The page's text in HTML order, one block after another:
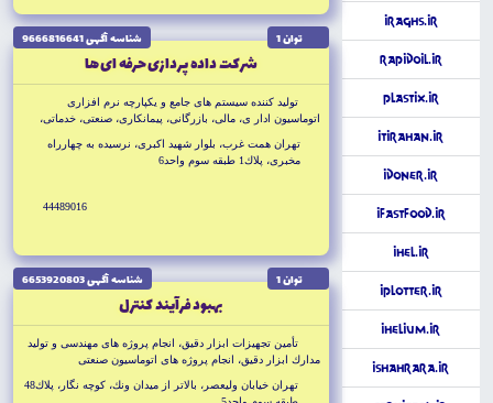
iRaghs.ir
RapidOil.ir
Plastix.ir
iTirahan.ir
iDoner.ir
iFastFood.ir
iHel.ir
iPlotter.ir
iHelium.ir
iShahrAra.ir
توان 1 شناسه آگهى 9666816641
شركت داده پردازى حرفه اى ها
توليد كننده سيستم هاى جامع و يكپارچه نرم افزارى
اتوماسيون ادار ى، مالى، بازرگانى، پيمانكارى، صنعتى، خدماتى،
تهران همت غرب، بلوار شهيد اكبرى، نرسيده به چهارراه
مخبرى، پلاك1 طبقه سوم واحد6
44489016
توان 1 شناسه آگهى 6653920803
بهبود فرآيند كنترل
تأمين تجهيزات ابزار دقيق، انجام پروژه هاى مهندسى و توليد
مدارك ابزار دقيق، انجام پروژه هاى اتوماسيون صنعتى
تهران خيابان وليعصر، بالاتر از ميدان ونك، كوچه نگار، پلاك48